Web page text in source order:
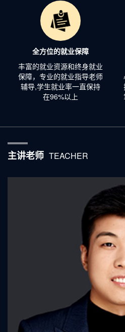
全方位的就业保障
丰富的就业资源和终身就业
保障，专业的就业指导老师
辅导,学生就业率一直保持
在96%以上
主讲老师 TEACHER